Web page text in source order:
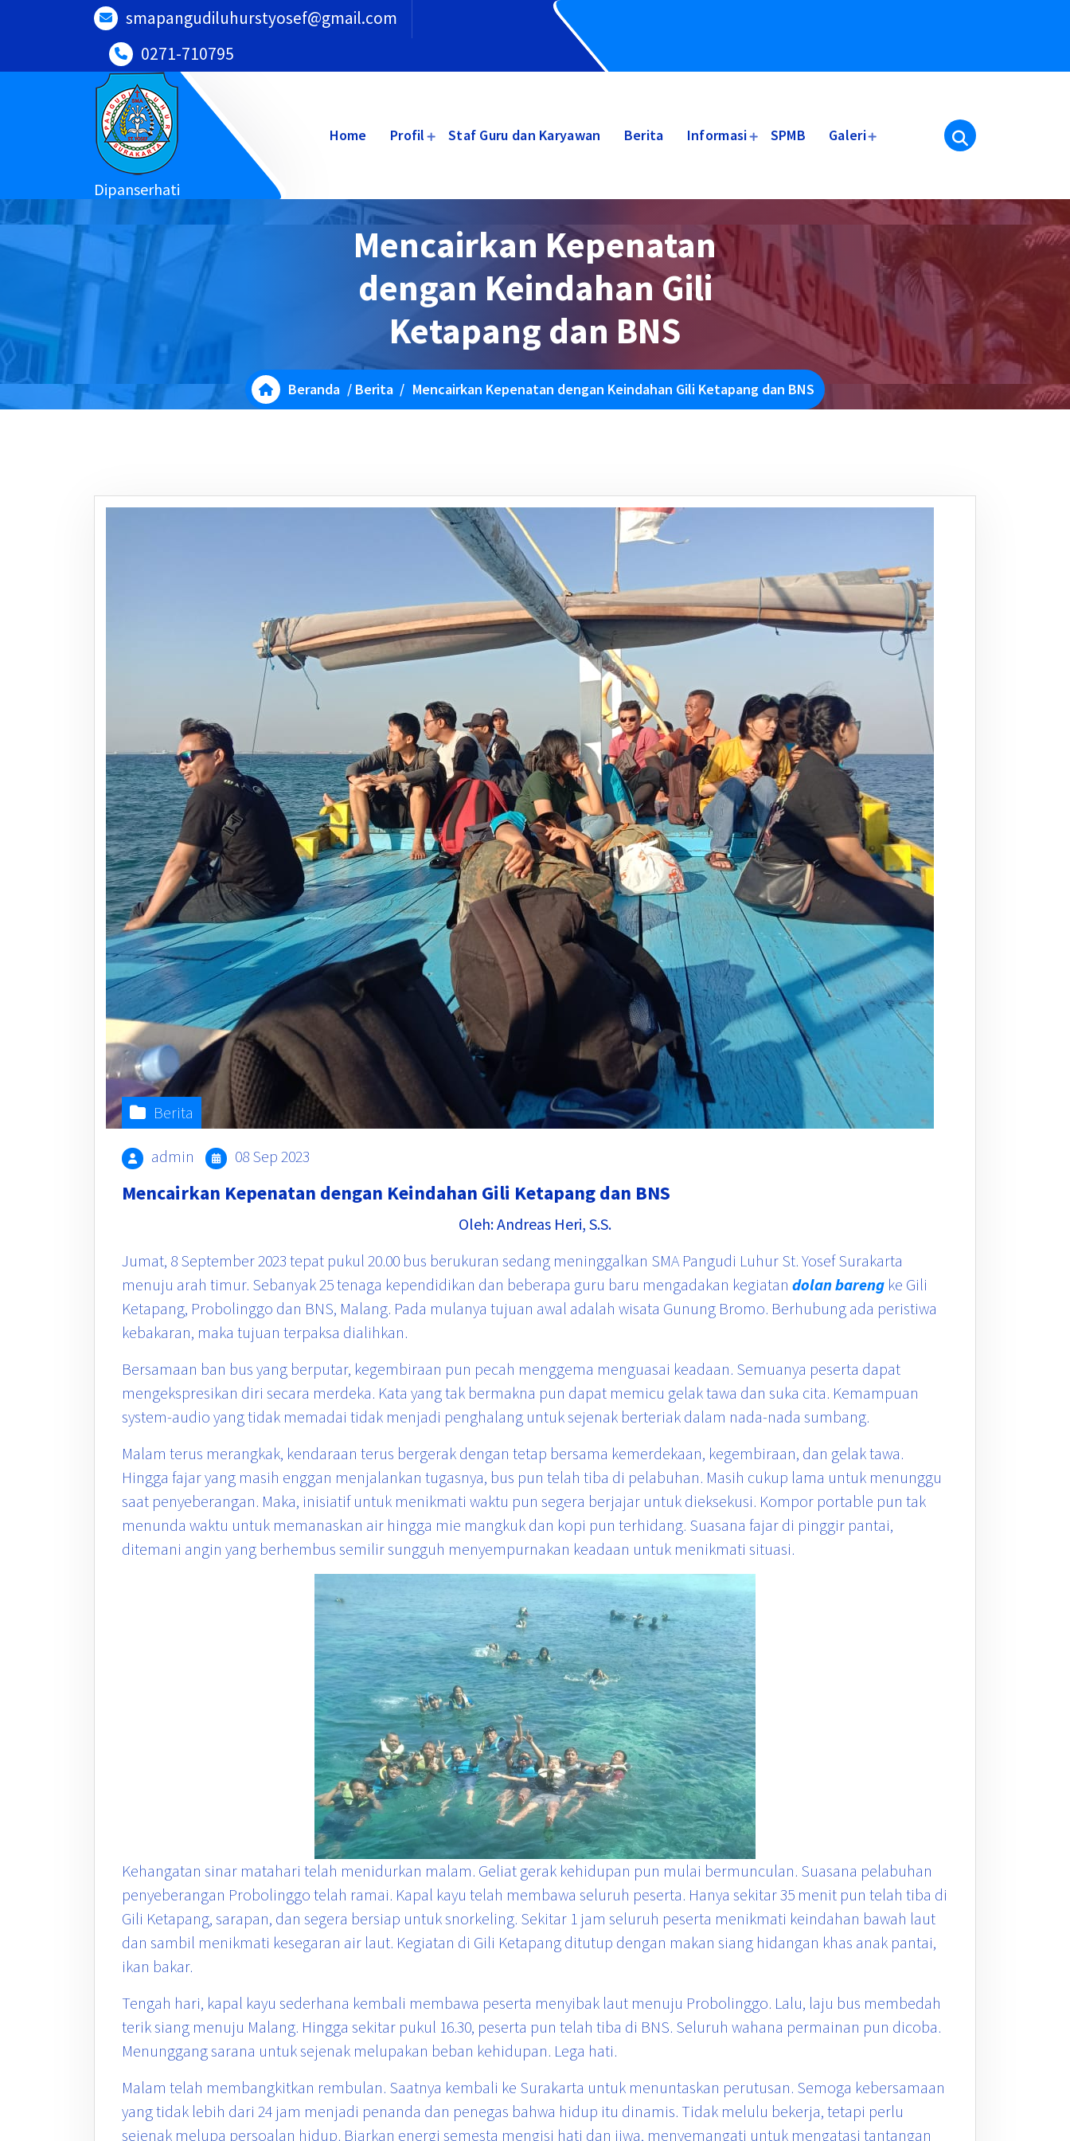
smapangudiluhurstyosef@gmail.com
0271-710795
Dipanserhati
Home Profil Staf Guru dan Karyawan Berita Informasi SPMB Galeri
Mencairkan Kepenatan
dengan Keindahan Gili
Ketapang dan BNS
Beranda / Berita / Mencairkan Kepenatan dengan Keindahan Gili Ketapang dan BNS
Berita
admin 08 Sep 2023
Mencairkan Kepenatan dengan Keindahan Gili Ketapang dan BNS
Oleh: Andreas Heri, S.S.
Jumat, 8 September 2023 tepat pukul 20.00 bus berukuran sedang meninggalkan SMA Pangudi Luhur St. Yosef Surakarta
menuju arah timur. Sebanyak 25 tenaga kependidikan dan beberapa guru baru mengadakan kegiatan dolan bareng ke Gili
Ketapang, Probolinggo dan BNS, Malang. Pada mulanya tujuan awal adalah wisata Gunung Bromo. Berhubung ada peristiwa
kebakaran, maka tujuan terpaksa dialihkan.
Bersamaan ban bus yang berputar, kegembiraan pun pecah menggema menguasai keadaan. Semuanya peserta dapat
mengekspresikan diri secara merdeka. Kata yang tak bermakna pun dapat memicu gelak tawa dan suka cita. Kemampuan
system-audio yang tidak memadai tidak menjadi penghalang untuk sejenak berteriak dalam nada-nada sumbang.
Malam terus merangkak, kendaraan terus bergerak dengan tetap bersama kemerdekaan, kegembiraan, dan gelak tawa.
Hingga fajar yang masih enggan menjalankan tugasnya, bus pun telah tiba di pelabuhan. Masih cukup lama untuk menunggu
saat penyeberangan. Maka, inisiatif untuk menikmati waktu pun segera berjajar untuk dieksekusi. Kompor portable pun tak
menunda waktu untuk memanaskan air hingga mie mangkuk dan kopi pun terhidang. Suasana fajar di pinggir pantai,
ditemani angin yang berhembus semilir sungguh menyempurnakan keadaan untuk menikmati situasi.
Kehangatan sinar matahari telah menidurkan malam. Geliat gerak kehidupan pun mulai bermunculan. Suasana pelabuhan
penyeberangan Probolinggo telah ramai. Kapal kayu telah membawa seluruh peserta. Hanya sekitar 35 menit pun telah tiba di
Gili Ketapang, sarapan, dan segera bersiap untuk snorkeling. Sekitar 1 jam seluruh peserta menikmati keindahan bawah laut
dan sambil menikmati kesegaran air laut. Kegiatan di Gili Ketapang ditutup dengan makan siang hidangan khas anak pantai,
ikan bakar.
Tengah hari, kapal kayu sederhana kembali membawa peserta menyibak laut menuju Probolinggo. Lalu, laju bus membedah
terik siang menuju Malang. Hingga sekitar pukul 16.30, peserta pun telah tiba di BNS. Seluruh wahana permainan pun dicoba.
Menunggang sarana untuk sejenak melupakan beban kehidupan. Lega hati.
Malam telah membangkitkan rembulan. Saatnya kembali ke Surakarta untuk menuntaskan perutusan. Semoga kebersamaan
yang tidak lebih dari 24 jam menjadi penanda dan penegas bahwa hidup itu dinamis. Tidak melulu bekerja, tetapi perlu
sejenak melupa persoalan hidup. Biarkan energi semesta mengisi hati dan jiwa, menyemangati untuk mengatasi tantangan